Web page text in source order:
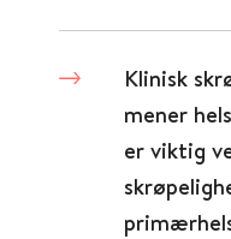
Klinisk
mener
er viktig